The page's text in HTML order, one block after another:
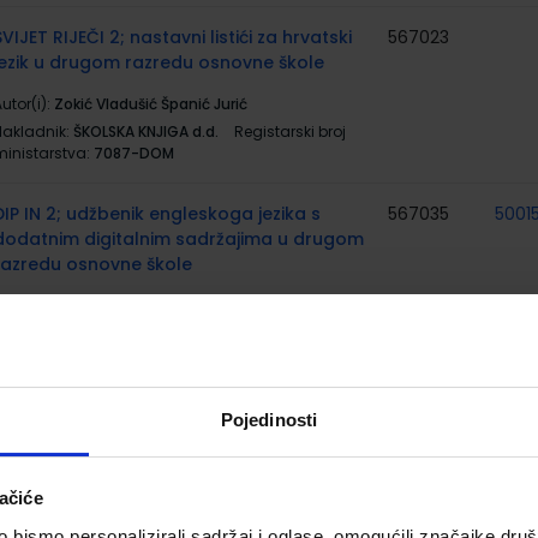
Pojedinosti
RIJEČI 2; nastavni listići za hrvatski
u drugom razredu osnovne škole
Zokić Vladušić Španić Jurić
ŠKOLSKA KNJIGA d.d.
Registarski broj
7087-DOM
567023
IN 2; udžbenik engleskoga jezika s
digitalnim sadržajima u drugom
osnovne škole
567035
IN 2; radna bilježnica za engleski jezik u